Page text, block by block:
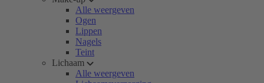
Alle weergeven
Ogen
Lippen
Nagels
Teint
Lichaam
Alle weergeven